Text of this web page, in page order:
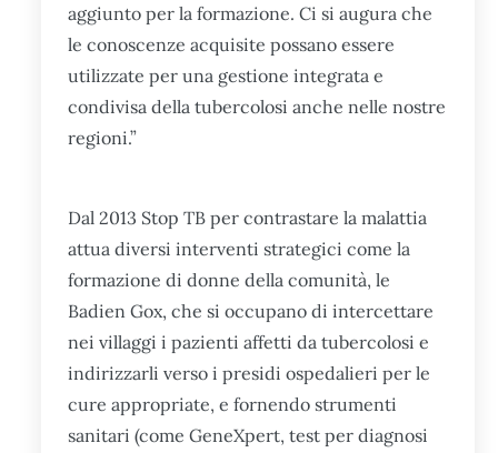
aggiunto per la formazione. Ci si augura che
le conoscenze acquisite possano essere
utilizzate per una gestione integrata e
condivisa della tubercolosi anche nelle nostre
regioni.”
Dal 2013 Stop TB per contrastare la malattia
attua diversi interventi strategici come la
formazione di donne della comunità, le
Badien Gox, che si occupano di intercettare
nei villaggi i pazienti affetti da tubercolosi e
indirizzarli verso i presidi ospedalieri per le
cure appropriate, e fornendo strumenti
sanitari (come GeneXpert, test per diagnosi